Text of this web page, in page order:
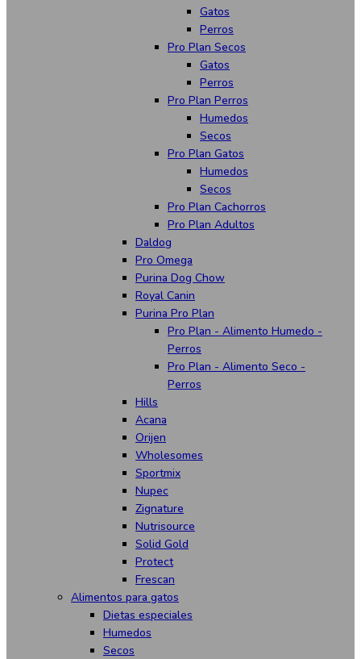
Gatos
Perros
Pro Plan Secos
Gatos
Perros
Pro Plan Perros
Humedos
Secos
Pro Plan Gatos
Humedos
Secos
Pro Plan Cachorros
Pro Plan Adultos
Daldog
Pro Omega
Purina Dog Chow
Royal Canin
Purina Pro Plan
Pro Plan - Alimento Humedo -
Perros
Pro Plan - Alimento Seco -
Perros
Hills
Acana
Orijen
Wholesomes
Sportmix
Nupec
Zignature
Nutrisource
Solid Gold
Protect
Frescan
Alimentos para gatos
Dietas especiales
Humedos
Secos